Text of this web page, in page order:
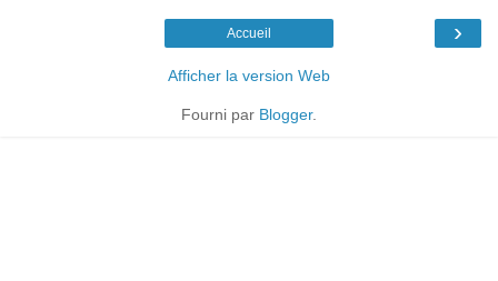
›
Accueil
Afficher la version Web
Fourni par Blogger.